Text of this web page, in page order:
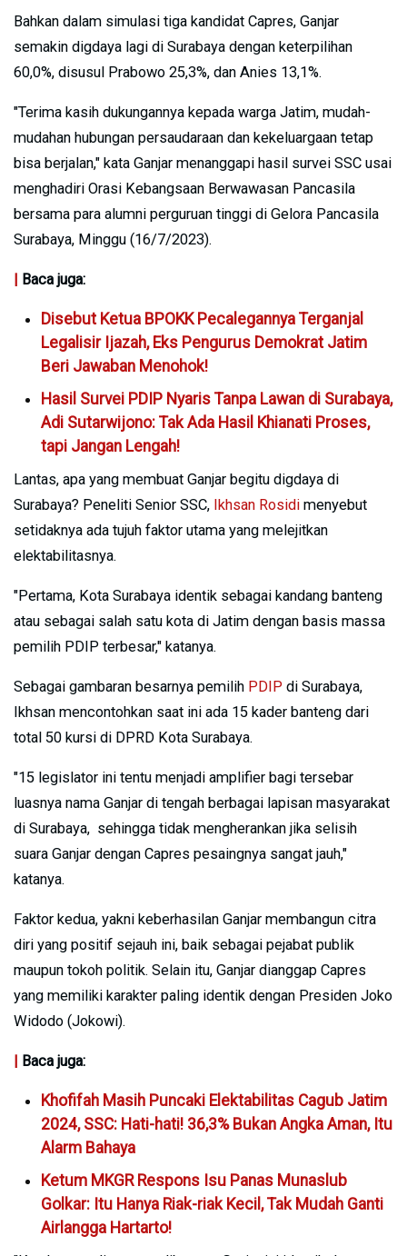
Bahkan dalam simulasi tiga kandidat Capres, Ganjar
semakin digdaya lagi di Surabaya dengan keterpilihan
60,0%, disusul Prabowo 25,3%, dan Anies 13,1%.
"Terima kasih dukungannya kepada warga Jatim, mudah-
mudahan hubungan persaudaraan dan kekeluargaan tetap
bisa berjalan," kata Ganjar menanggapi hasil survei SSC usai
menghadiri Orasi Kebangsaan Berwawasan Pancasila
bersama para alumni perguruan tinggi di Gelora Pancasila
Surabaya, Minggu (16/7/2023).
| Baca juga:
Disebut Ketua BPOKK Pecalegannya Terganjal
Legalisir Ijazah, Eks Pengurus Demokrat Jatim
Beri Jawaban Menohok!
Hasil Survei PDIP Nyaris Tanpa Lawan di Surabaya,
Adi Sutarwijono: Tak Ada Hasil Khianati Proses,
tapi Jangan Lengah!
Lantas, apa yang membuat Ganjar begitu digdaya di
Surabaya? Peneliti Senior SSC, Ikhsan Rosidi menyebut
setidaknya ada tujuh faktor utama yang melejitkan
elektabilitasnya.
"Pertama, Kota Surabaya identik sebagai kandang banteng
atau sebagai salah satu kota di Jatim dengan basis massa
pemilih PDIP terbesar," katanya.
Sebagai gambaran besarnya pemilih PDIP di Surabaya,
Ikhsan mencontohkan saat ini ada 15 kader banteng dari
total 50 kursi di DPRD Kota Surabaya.
"15 legislator ini tentu menjadi amplifier bagi tersebar
luasnya nama Ganjar di tengah berbagai lapisan masyarakat
di Surabaya, sehingga tidak mengherankan jika selisih
suara Ganjar dengan Capres pesaingnya sangat jauh,"
katanya.
Faktor kedua, yakni keberhasilan Ganjar membangun citra
diri yang positif sejauh ini, baik sebagai pejabat publik
maupun tokoh politik. Selain itu, Ganjar dianggap Capres
yang memiliki karakter paling identik dengan Presiden Joko
Widodo (Jokowi).
| Baca juga:
Khofifah Masih Puncaki Elektabilitas Cagub Jatim
2024, SSC: Hati-hati! 36,3% Bukan Angka Aman, Itu
Alarm Bahaya
Ketum MKGR Respons Isu Panas Munaslub
Golkar: Itu Hanya Riak-riak Kecil, Tak Mudah Ganti
Airlangga Hartarto!